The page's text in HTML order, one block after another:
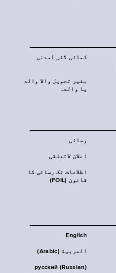
کمائی گئی آمدنی
بغیر تحویل والا والد
یا والدہ
رسائی
اعلان لاتعلقی
اطلاعات تک رسائی کا
قانون (FOIL)
English
العربية (Arabic)
русский (Russian)